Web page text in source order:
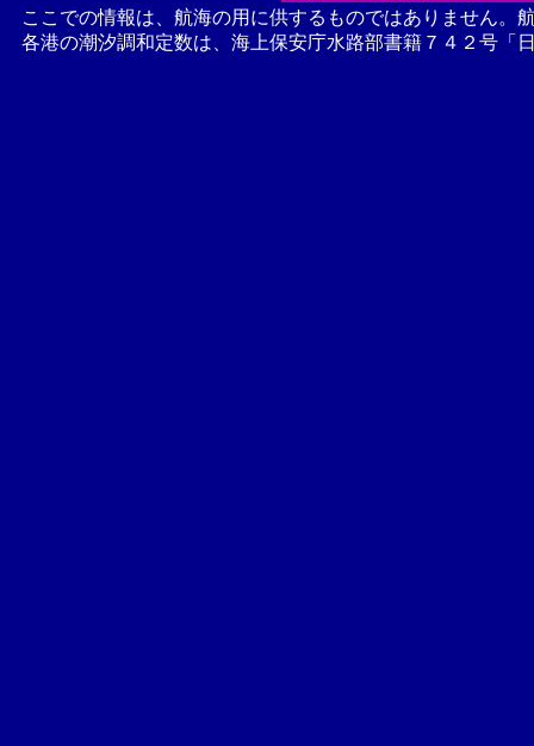
ここでの情報は、航海の用に供するものではありません。
各港の潮汐調和定数は、海上保安庁水路部書籍７４２号「